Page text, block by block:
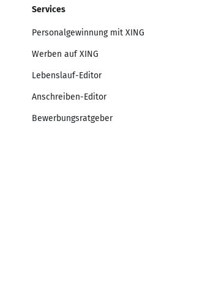
Services
Personalgewinnung mit XING
Werben auf XING
Lebenslauf-Editor
Anschreiben-Editor
Bewerbungsratgeber